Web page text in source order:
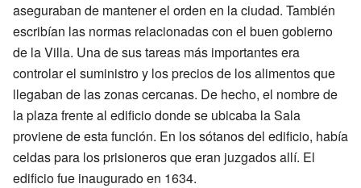
aseguraban de mantener el orden en la ciudad. También
escribían las normas relacionadas con el buen gobierno
de la Villa. Una de sus tareas más importantes era
controlar el suministro y los precios de los alimentos que
llegaban de las zonas cercanas. De hecho, el nombre de
la plaza frente al edificio donde se ubicaba la Sala
proviene de esta función. En los sótanos del edificio, había
celdas para los prisioneros que eran juzgados allí. El
edificio fue inaugurado en 1634.